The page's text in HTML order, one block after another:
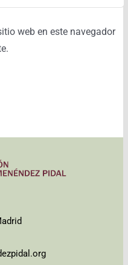
web en este navegador